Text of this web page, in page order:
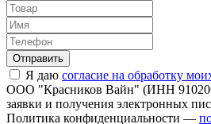
Отправить
Я даю согласие на обработку
ООО "Красников Вайн" (ИНН
заявки и получения электронных
Политика конфиденциальности —